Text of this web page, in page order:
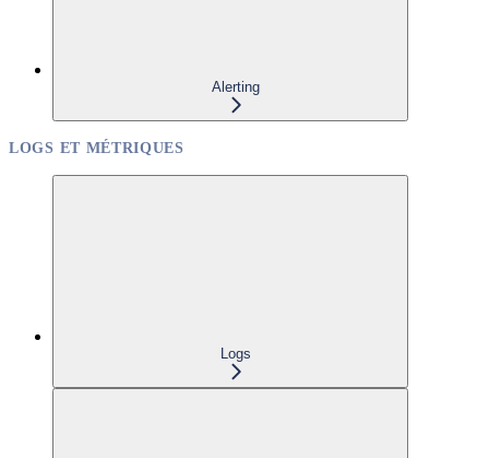
Alerting
LOGS ET MÉTRIQUES
Logs